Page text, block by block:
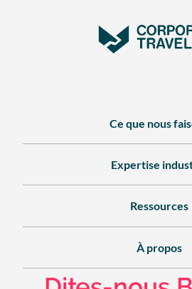
Ce que nous
Expertise
Ressources
À propos